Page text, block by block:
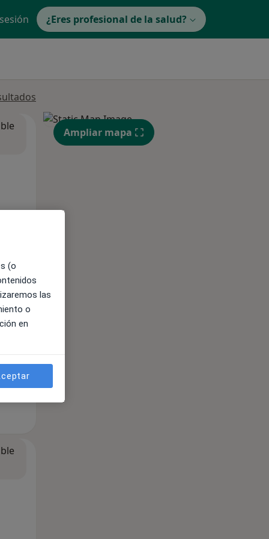
¿Eres profesional de la salud?
Ampliar mapa
(o
las
o
en